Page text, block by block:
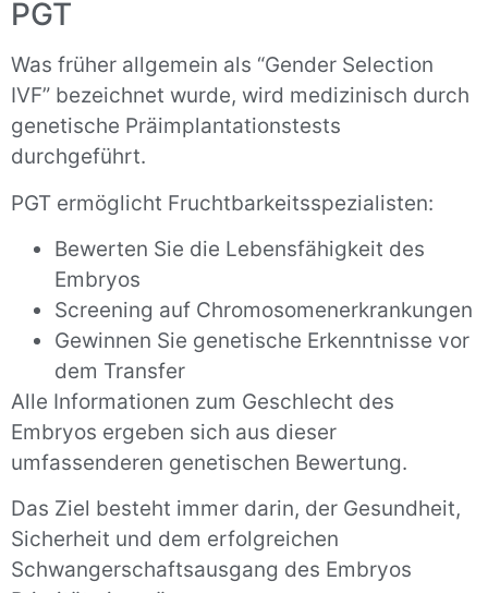
PGT
Was früher allgemein als “Gender Selection
IVF” bezeichnet wurde, wird medizinisch durch
genetische Präimplantationstests
durchgeführt.
PGT ermöglicht Fruchtbarkeitsspezialisten:
Bewerten Sie die Lebensfähigkeit des
Embryos
Screening auf Chromosomenerkrankungen
Gewinnen Sie genetische Erkenntnisse vor
dem Transfer
Alle Informationen zum Geschlecht des
Embryos ergeben sich aus dieser
umfassenderen genetischen Bewertung.
Das Ziel besteht immer darin, der Gesundheit,
Sicherheit und dem erfolgreichen
Schwangerschaftsausgang des Embryos